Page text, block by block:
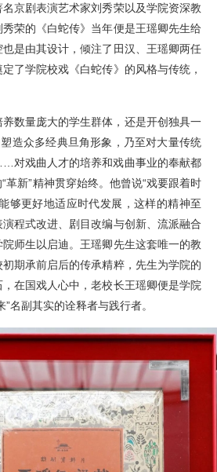
京剧表演艺术家刘秀荣以及学院资深教
荣的《白蛇传》当年便是王瑶卿先生给
是由其设计，倾注了田汉、王瑶卿两任
了学院校戏《白蛇传》的风格与传统，
数量庞大的学生群体，还是开创独具一
造众多经典旦角形象，乃至对大量传统
对戏曲人才的培养和戏曲事业的奉献都
革新”精神贯穿始终。他曾说“戏要跟着时
够更好地适应时代发展，这样的精神至
程式改进、剧目改编与创新、流派融合
师生以启迪。王瑶卿先生这套唯一的教
期承前启后的传承精粹，先生为学院的
在国戏人心中，老校长王瑶卿便是学院
名副其实的诠释者与践行者。